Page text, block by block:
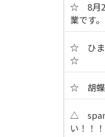
☆ 8月24
業です
☆ ひま
☆
☆ 胡蝶
△ spam
い！！！